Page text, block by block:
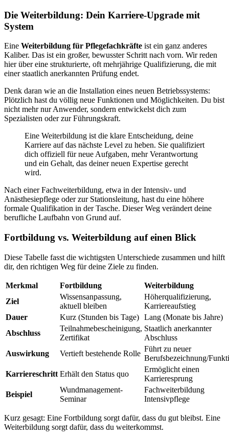
Die Weiterbildung: Dein Karriere-Upgrade mit
System
Eine Weiterbildung für Pflegefachkräfte ist ein ganz anderes
Kaliber. Das ist ein großer, bewusster Schritt nach vorn. Wir reden
hier über eine strukturierte, oft mehrjährige Qualifizierung, die mit
einer staatlich anerkannten Prüfung endet.
Denk daran wie an die Installation eines neuen Betriebssystems:
Plötzlich hast du völlig neue Funktionen und Möglichkeiten. Du bist
nicht mehr nur Anwender, sondern entwickelst dich zum
Spezialisten oder zur Führungskraft.
Eine Weiterbildung ist die klare Entscheidung, deine
Karriere auf das nächste Level zu heben. Sie qualifiziert
dich offiziell für neue Aufgaben, mehr Verantwortung
und ein Gehalt, das deiner neuen Expertise gerecht
wird.
Nach einer Fachweiterbildung, etwa in der Intensiv- und
Anästhesiepflege oder zur Stationsleitung, hast du eine höhere
formale Qualifikation in der Tasche. Dieser Weg verändert deine
berufliche Laufbahn von Grund auf.
Fortbildung vs. Weiterbildung auf einen Blick
Diese Tabelle fasst die wichtigsten Unterschiede zusammen und hilft
dir, den richtigen Weg für deine Ziele zu finden.
Merkmal Fortbildung
Weiterbildung
Ziel
Wissensanpassung,
aktuell bleiben
Höherqualifizierung,
Karriereaufstieg
Dauer
Kurz (Stunden bis Tage) Lang (Monate bis Jahre)
Abschluss
Teilnahmebescheinigung,
Zertifikat
Staatlich anerkannter
Abschluss
Auswirkung
Vertieft bestehende Rolle
Führt zu neuer
Berufsbezeichnung/
Karriereschritt Erhält den Status quo
Ermöglicht einen
Karrieresprung
Beispiel
Wundmanagement-
Seminar
Fachweiterbildung
Intensivpflege
Kurz gesagt: Eine Fortbildung sorgt dafür, dass du gut bleibst. Eine
Weiterbildung sorgt dafür, dass du weiterkommst.